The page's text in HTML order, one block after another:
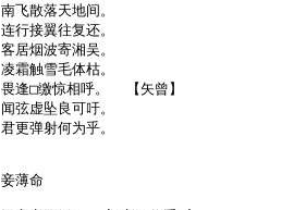
南飞散落天地间。
连行接翼往复还。
客居烟波寄湘吴。
凌霜触雪毛体枯。
畏逢□缴惊相呼。  【矢曾】
闻弦虚坠良可吁。
君更弹射何为乎。
妾薄命